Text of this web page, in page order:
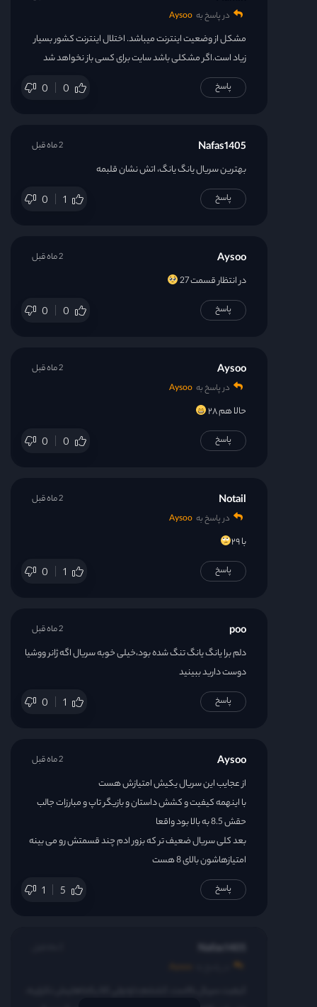
در پاسخ به Aysoo
مشکل از وضعیت اینترنت میباشد. اختلال اینترنت کشور بسیار
زیاد است.اگر مشکلی باشد سایت برای کسی باز نخواهد شد
0 0 پاسخ
Nafas1405
بهترین سریال یانگ یانگ، اتش نشان قلبمه
0 1
2 ماه قبل
پاسخ
Aysoo
در انتظار قسمت 27
0 0
2 ماه قبل
پاسخ
Aysoo
در پاسخ به Aysoo
حالا هم ۲۸
0 0
2 ماه قبل
پاسخ
Notail
در پاسخ به Aysoo
با ۲۹
0 1
2 ماه قبل
پاسخ
poo
دلم برا یانگ یانگ تنگ شده بود،خیلی خوبه سریال اگه ژانر ووشیا
دوست دارید ببینید
0 1
2 ماه قبل
پاسخ
Aysoo
از عجایب این سریال یکیش امتیازش هست
با اینهمه کیفیت و کشش داستان و بازیگر تاپ و مبارزات جالب
حقش 8.5 به بالا بود واقعا
بعد کلی سریال ضعیف تر که بزور ادم چند قسمتش رو می بینه
امتیازهاشون بالای 8 هست
1 5
2 ماه قبل
پاسخ
Nafas1405